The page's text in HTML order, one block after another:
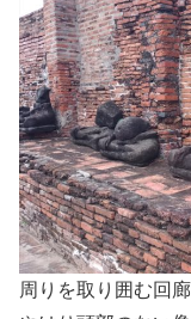
周りを取り囲む回